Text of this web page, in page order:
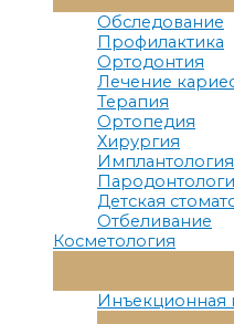
Обследование
Профилактика
Ортодонтия
Лечение
Терапия
Ортопедия
Хирургия
Имплантология
Детская
Отбеливание
Косметология
Инъекционная